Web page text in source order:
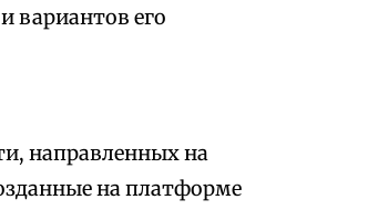
вариантов его
направленных на
на платформе